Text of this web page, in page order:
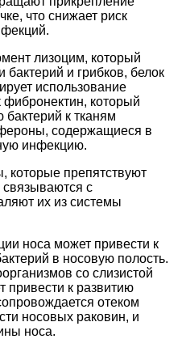
что снижает риск
лизоцим, который
бактерий и грибков, белок
использование
фибронектин, который
бактерий к тканям
содержащиеся в
инфекцию.
которые препятствуют
с
их из системы
носа может привести к
в носовую полость.
со слизистой
привести к развитию
отеком
носовых раковин, и
носа.